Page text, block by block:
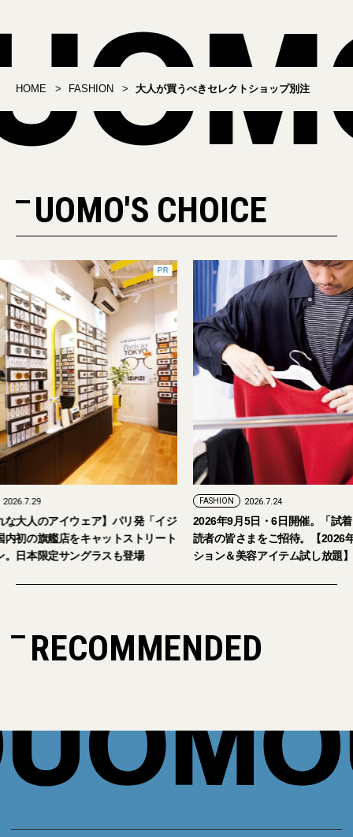
HOME FASHION 大人が買うべきセレクトショップ別注
UOMO'S CHOICE
PR
ア】パリ発「イジ
ャットストリート
ラスも登場
2026.7.24
2026年9月5日・6日開催。「試着フェス®︎」に
読者の皆さまをご招待。【2026年秋冬ファッ
ション＆美容アイテム試し放題】
RECOMMENDED